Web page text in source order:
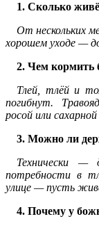
1. Сколько
От нескольких
хорошем уходе —
2. Чем кормить
Тлей, тлёй и
погибнут.
росой или
3. Можно ли
Технически —
потребности в
улице — пусть
4. Почему у